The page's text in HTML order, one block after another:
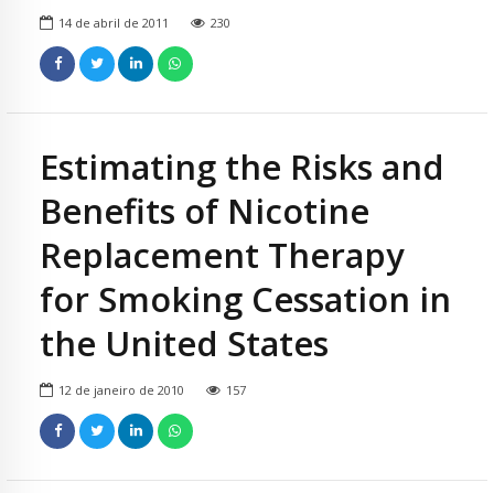
14 de abril de 2011 230
Estimating the Risks and
Benefits of Nicotine
Replacement Therapy
for Smoking Cessation in
the United States
12 de janeiro de 2010 157